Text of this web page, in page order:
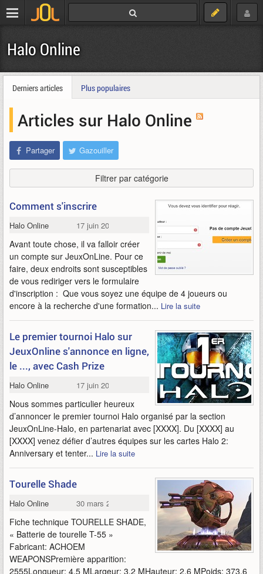
Halo Online
Derniers articles Plus populaires
Articles sur Halo Online
Partager Gazouiller
Filtrer par catégorie
Comment s'inscrire
Halo Online 17 juin 2015
Avant toute chose, il va falloir créer
un compte sur JeuxOnLine. Pour ce
faire, deux endroits sont susceptibles
de vous rediriger vers le formulaire
d'inscription : Que vous soyez une équipe de 4 joueurs ou
encore à la recherche d'une formation... Lire la suite
Le premier tournoi Halo sur
JeuxOnline s'annonce en ligne,
le ..., avec Cash Prize
Halo Online 17 juin 2015
Nous sommes particulier heureux
d’annoncer le premier tournoi Halo organisé par la section
JeuxOnLine-Halo, en partenariat avec [XXXX]. Du [XXXX] au
[XXXX] venez défier d’autres équipes sur les cartes Halo 2:
Anniversary et tenter... Lire la suite
Tourelle Shade
Halo Online 30 mars 2015
Fiche technique TOURELLE SHADE,
« Batterie de tourelle T-55 »
Fabricant: ACHOEM
WEAPONSPremière apparition:
2555Longueur: 4,5 MLargeur: 3,2 MHauteur: 2,6 MPoids: 373,6